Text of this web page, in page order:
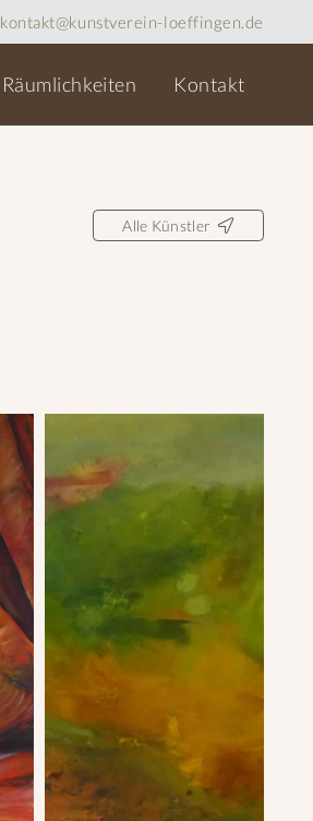
kontakt@kunstverein-loeffingen.de
Räumlichkeiten Kontakt
Alle Künstler